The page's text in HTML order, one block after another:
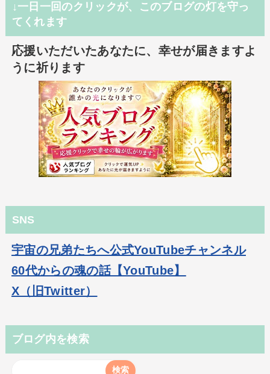
↓一日一回のクリックが、このブログの灯を守っ
てくれます
応援いただいたあなたに、幸せが届きますよ
うに祈ります
SNS
宇宙の兄弟たちへ公式YouTubeチャンネル
60代からの魂の話【YouTube】
X（旧Twitter）
ブログ内を検索